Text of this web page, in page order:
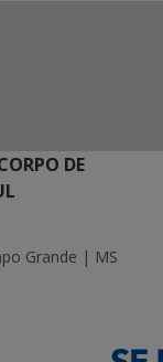
DE
Grande | MS